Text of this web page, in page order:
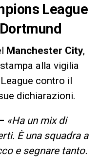
League
Manchester City,
alla vigilia
League contro il
dichiarazioni.
«Ha un mix di
È una squadra a
e segnare tanto.